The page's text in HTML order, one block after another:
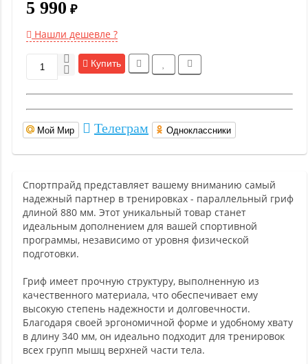
5 990 ₽
Нашли дешевле ?
Купить
Мой Мир Телеграм Одноклассники
Спортпрайд представляет вашему вниманию самый
надежный партнер в тренировках - параллельный гриф
длиной 880 мм. Этот уникальный товар станет
идеальным дополнением для вашей спортивной
программы, независимо от уровня физической
подготовки.
Гриф имеет прочную структуру, выполненную из
качественного материала, что обеспечивает ему
высокую степень надежности и долговечности.
Благодаря своей эргономичной форме и удобному хвату
в длину 340 мм, он идеально подходит для тренировок
всех групп мышц верхней части тела.